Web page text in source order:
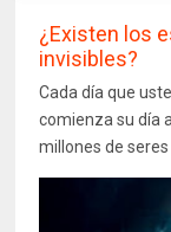
¿Existen los
invisibles?
Cada día que
comienza su día
millones de seres